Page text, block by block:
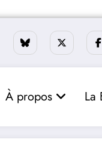
À propos La